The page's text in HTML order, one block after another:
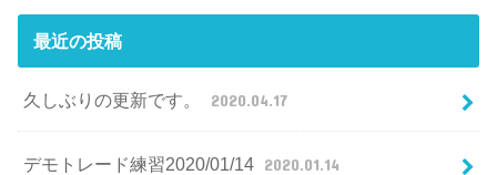
最近の投稿
久しぶりの更新です。 2020.04.17
デモトレード練習2020/01/14 2020.01.14